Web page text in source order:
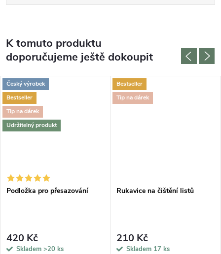
K tomuto produktu
doporučujeme ještě dokoupit
Český výrobek
Bestseller
Tip na dárek
Udržitelný produkt
Podložka pro přesazování
420 Kč
Skladem >20 ks
Bestseller
Tip na dárek
Rukavice na čištění listů
210 Kč
Skladem 17 ks